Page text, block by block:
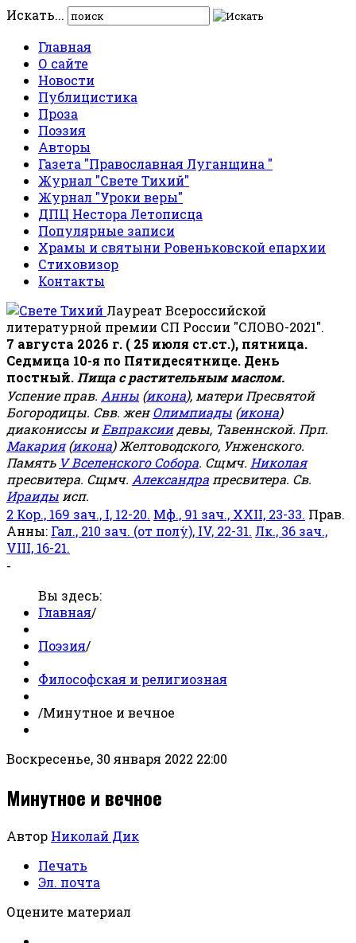
Искать...
Главная
О сайте
Новости
Публицистика
Проза
Поэзия
Авторы
Газета "Православная Луганщина "
Журнал "Свете Тихий"
Журнал "Уроки веры"
ДПЦ Нестора Летописца
Популярные записи
Храмы и святыни Ровеньковской епархии
Стиховизор
Контакты
Лауреат Всероссийской
литературной премии СП России "СЛОВО-2021".
7 августа 2026 г. ( 25 июля ст.ст.), пятница.
Седмица 10-я по Пятидесятнице. День
постный. Пища с растительным маслом.
Успение прав. Анны (икона), матери Пресвятой
Богородицы. Свв. женОлимпиады (икона)
диакониссы иЕвпраксиидевы, Тавеннской. Прп.
Макария(икона) Желтоводского, Унженского.
Память V Вселенского Собора. Сщмч. Николая
пресвитера. Сщмч. Александра пресвитера. Св.
Ираиды исп.
2 Кор., 169 зач., I, 12-20. Мф., 91 зач., XXII, 23-33. Прав.
Анны: Гал., 210 зач. (от полу́), IV, 22-31. Лк., 36 зач.,
VIII, 16-21.
-
Вы здесь:
Главная/
Поэзия/
Философская и религиозная
/Минутное и вечное
Воскресенье, 30 января 2022 22:00
Минутное и вечное
Автор Николай Дик
Печать
Эл. почта
Оцените материал